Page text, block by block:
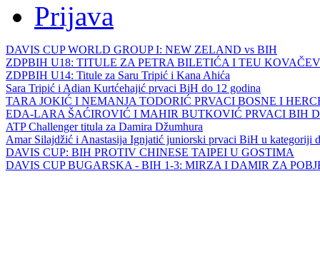
Prijava
DAVIS CUP WORLD GROUP I: NEW ZELAND vs BIH
ZDPBIH U18: TITULE ZA PETRA BILETIĆA I TEU
ZDPBIH U14: Titule za Saru Tripić i Kana Ahića
Sara Tripić i Adian Kurtćehajić prvaci BiH do 12 godina
TARA JOKIĆ I NEMANJA TODORIĆ PRVACI BOSNE I
EDA-LARA ŠAĆIROVIĆ I MAHIR BUTKOVIĆ PRVACI BIH
ATP Challenger titula za Damira Džumhura
Amar Silajdžić i Anastasija Ignjatić juniorski prvaci BiH u kategoriji
DAVIS CUP: BIH PROTIV CHINESE TAIPEI U GOSTIMA
DAVIS CUP BUGARSKA - BIH 1-3: MIRZA I DAMIR ZA